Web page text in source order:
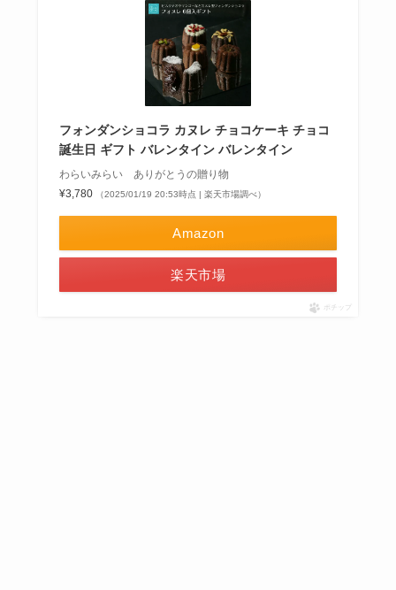
フォンダンショコラ カヌレ チョコケーキ チョコ
誕生日 ギフト バレンタイン バレンタイン
わらいみらい ありがとうの贈り物
¥3,780
（2025/01/19 20:53時点 | 楽天市場調べ）
Amazon
楽天市場
ポチップ